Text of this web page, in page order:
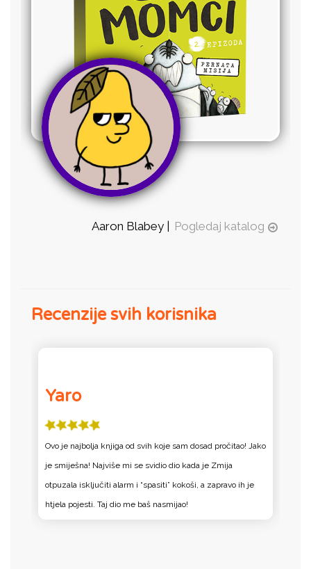
Aaron Blabey | Pogledaj katalog
Recenzije svih korisnika
Yaro
Ovo je najbolja knjiga od svih koje sam dosad pročitao! Jako
je smiješna! Najviše mi se svidio dio kada je Zmija
otpuzala isključiti alarm i “spasiti” kokoši, a zapravo ih je
htjela pojesti. Taj dio me baš nasmijao!